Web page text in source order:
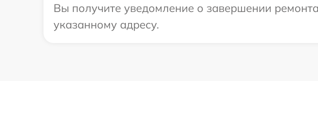
Вы получите уведомление о завершении
указанному адресу.